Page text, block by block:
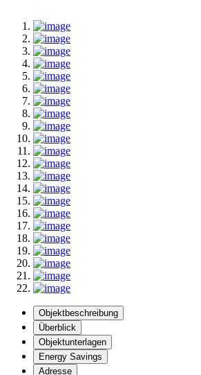
Objektbeschreibung
Überblick
Objektunterlagen
Energy Savings
Adresse